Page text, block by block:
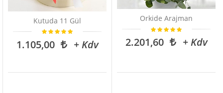
Kutuda 11 Gül
1.105,00 + Kdv
Orkide Arajman
2.201,60 + Kdv